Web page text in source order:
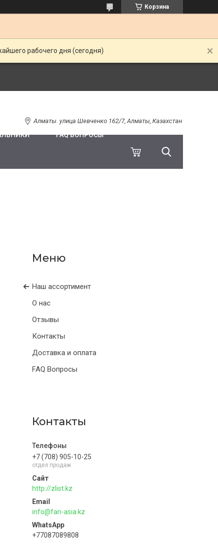
Корзина
рабочего дня (сегодня)
Алматы. улица Шевченко 162/7, Алматы, Казахстан
FAQ ВОПРОСЫ
Наш ассортимент
О нас
Отзывы
Контакты
Доставка и оплата
FAQ Вопросы
Контакты
+7 (708) 905-10-25
отдел продаж
http://zlist.kz
info@fan-asia.kz
+77087089808